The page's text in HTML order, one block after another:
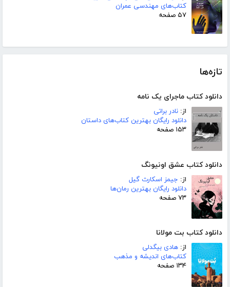
کتاب‌های مهندسی عمران
۵۷ صفحه
تازه‌ها
دانلود کتاب ماجرای یک نامه
از: نادر براتی
دانلود رایگان بهترین کتاب‌های داستان
۱۵۳ صفحه
دانلود کتاب عشق اونیونگ
از: جیمز اسکارث گیل
دانلود رایگان بهترین رمان‌ها
۷۳ صفحه
دانلود کتاب بت مولانا
از: هادی بیگدلی
کتاب‌های اندیشه و مذهب
۱۳۴ صفحه